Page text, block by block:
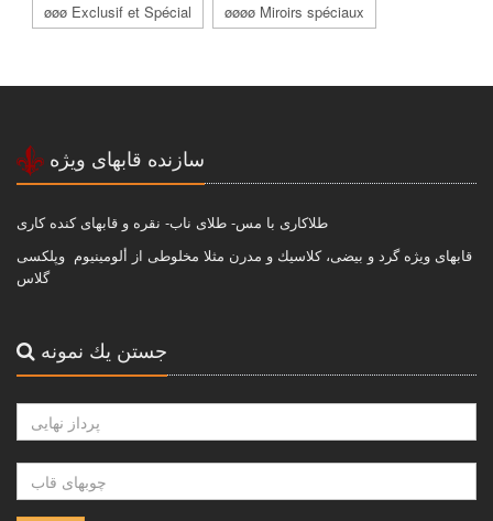
øøø Exclusif et Spécial
øøøø Miroirs spéciaux
سازنده قابهاى ويژه
طلاكارى با مس- طلاى ناب- نقره و قابهاى كنده كارى
قابهاى ويژه گرد و بيضى، كلاسيك و مدرن مثلا مخلوطى از ألومينيوم وپلكسى
گلاس
جستن يك نمونه